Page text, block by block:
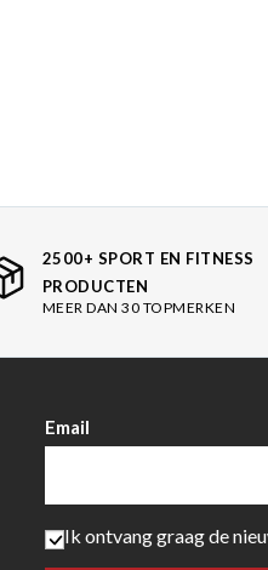
2500+ SPORT EN FITNESS
PRODUCTEN
MEER DAN 30 TOPMERKEN
Email
Ik ontvang graag de